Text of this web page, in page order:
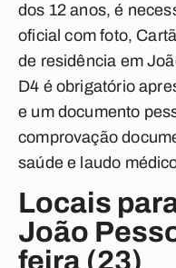
dos 12 anos, é
oficial com foto,
de residência em
D4 é obrigatório
e um documento
comprovação
saúde e laudo
Locais
João
feira (23)